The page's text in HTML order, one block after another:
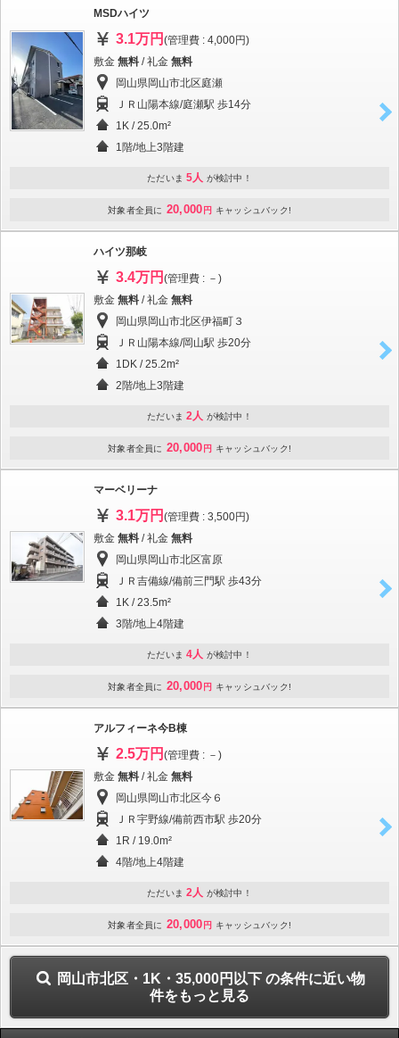
MSDハイツ
3.1万円 (管理費 : 4,000円)
敷金 無料 / 礼金 無料
岡山県岡山市北区庭瀬
ＪＲ山陽本線/庭瀬駅 歩14分
1K / 25.0m²
1階/地上3階建
ただいま 5人 が検討中！
対象者全員に 20,000 円 キャッシュバック!
ハイツ那岐
3.4万円 (管理費 : －)
敷金 無料 / 礼金 無料
岡山県岡山市北区伊福町３
ＪＲ山陽本線/岡山駅 歩20分
1DK / 25.2m²
2階/地上3階建
ただいま 2人 が検討中！
対象者全員に 20,000 円 キャッシュバック!
マーベリーナ
3.1万円 (管理費 : 3,500円)
敷金 無料 / 礼金 無料
岡山県岡山市北区富原
ＪＲ吉備線/備前三門駅 歩43分
1K / 23.5m²
3階/地上4階建
ただいま 4人 が検討中！
対象者全員に 20,000 円 キャッシュバック!
アルフィーネ今B棟
2.5万円 (管理費 : －)
敷金 無料 / 礼金 無料
岡山県岡山市北区今６
ＪＲ宇野線/備前西市駅 歩20分
1R / 19.0m²
4階/地上4階建
ただいま 2人 が検討中！
対象者全員に 20,000 円 キャッシュバック!
岡山市北区・1K・35,000円以下 の条件に近い物
件をもっと見る